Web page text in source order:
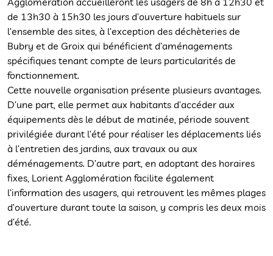
de 13h30 à 15h30 les jours d’ouverture habituels sur
l’ensemble des sites, à l’exception des déchèteries de
Bubry et de Groix qui bénéficient d’aménagements
spécifiques tenant compte de leurs particularités de
fonctionnement.
Cette nouvelle organisation présente plusieurs avantages.
D’une part, elle permet aux habitants d’accéder aux
équipements dès le début de matinée, période souvent
privilégiée durant l’été pour réaliser les déplacements liés
à l’entretien des jardins, aux travaux ou aux
déménagements. D’autre part, en adoptant des horaires
fixes, Lorient Agglomération facilite également
l’information des usagers, qui retrouvent les mêmes plages
d’ouverture durant toute la saison, y compris les deux mois
d’été.